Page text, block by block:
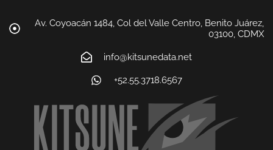
Av. Coyoacán 1484, Col del Valle Centro, Benito Juárez,
03100, CDMX
info@kitsunedata.net
+52.55.3718.6567